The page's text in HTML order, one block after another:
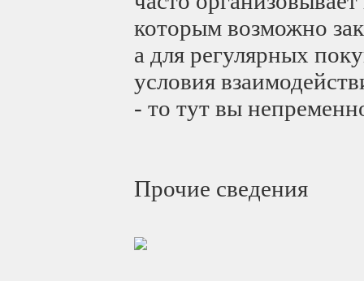
которым возможно
а для регулярных
условия
- то тут вы
Прочие сведения